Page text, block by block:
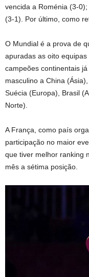
vencida a Roménia (3-
(3-1). Por último, como
O Mundial é a prova de
apuradas as oito
campeões continentais
masculino a China
Suécia (Europa), Brasil
Norte).
A França, como país
participação no maior
que tiver melhor ranking
mês a sétima posição.